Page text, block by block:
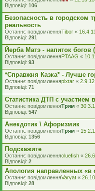
Відповіді: 106
Безопасность в
реальность
Останнє повідомленняTibor «
Відповіді: 291
Йерба Матэ - напиток
Останнє повідомленняPTAAG «
Відповіді: 93
*Справжня Казка* - Лучше
Останнє повідомленняpixtar «
Відповіді: 71
Статистика ДТП с участием
Останнє повідомленняТрям «
Відповіді: 547
Анекдотик \ Афоризмик
Останнє повідомленняТрям «
Відповіді: 1356
Подскажите
Останнє повідомленняcluefish «
Відповіді: 2
Апология направленных «в
Останнє повідомленняVaryat «
Відповіді: 28